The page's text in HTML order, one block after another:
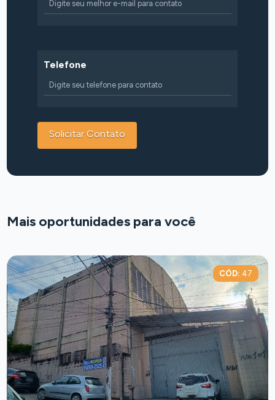
Telefone
Mais oportunidades para você
CÓD: 47